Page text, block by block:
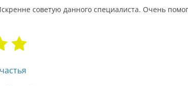
советую данного специалиста. Очень